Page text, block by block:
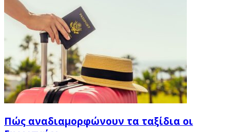
Πώς αναδιαμορφώνουν τα ταξίδια οι